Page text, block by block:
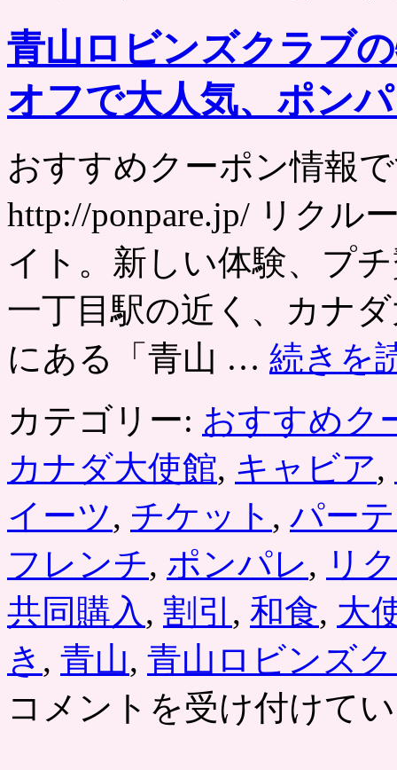
の
一
軒
家
レ
ラ
「レ
ス
ト
ラ
ン
ル
イ
ド」
サ
ー
イ
ン・
フ
ォ
グ
ラ
ど
含
む
レ
青山ロビンズクラブ
オフで大人気、ポン
おすすめクーポン情報
http://ponpare.jp/ リクル
イト。新しい体験、プ
一丁目駅の近く、カナ
にある「青山 … 続きを
カテゴリー: おすすめク
カナダ大使館, キャビア,
イーツ, チケット , パー
フレンチ, ポンパレ, リ
共同購入 , 割引 , 和食, 大
き , 青山, 青山ロビンズ
コメントを受け付けて